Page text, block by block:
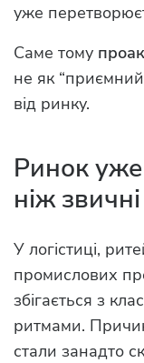
уже
Саме тому
не як “приємний
від ринку.
Ринок
ніж
У логістиці,
промислових
збігається з
ритмами.
стали занадто